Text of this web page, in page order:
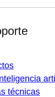
técnicas